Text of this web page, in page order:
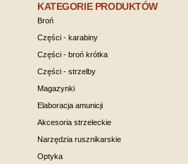
KATEGORIE PRODUKTÓW
Broń
Części - karabiny
Części - broń krótka
Części - strzelby
Magazynki
Elaboracja amunicji
Akcesoria strzeleckie
Narzędzia rusznikarskie
Optyka